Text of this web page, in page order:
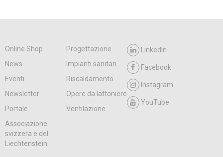
Online Shop
Progettazione
News
Impianti sanitari
Eventi
Riscaldamento
Newsletter
Opere da lattoniere
Portale
Ventilazione
LinkedIn
Facebook
Instagram
YouTube
Associazione
svizzera e del
Liechtenstein